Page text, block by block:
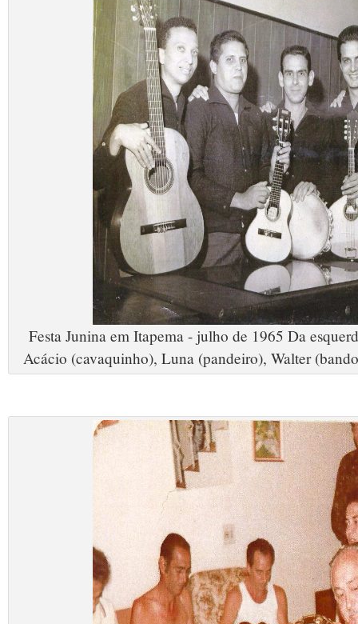
Festa Junina em Itapema - julho de 1965 Da
Acácio (cavaquinho), Luna (pandeiro), Walter